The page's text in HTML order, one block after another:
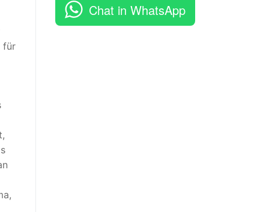
für
Chat in WhatsApp